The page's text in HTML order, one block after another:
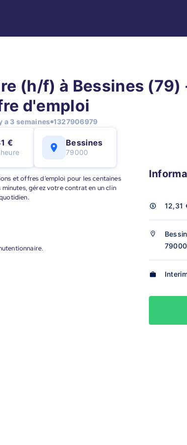
(h/f) à Bessines (79)
d'emploi
a 3 semaines 1327906979
€ Bessines
79000
et offres d’emploi pour les centaines
minutes, gérez votre contrat en un clin
12,31
79000